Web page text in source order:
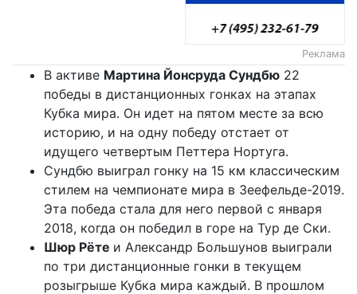
Реклама
В активе Мартина Йонсруда Сундбю 22
победы в дистанционных гонках на этапах
Кубка мира. Он идет на пятом месте за всю
историю, и на одну победу отстает от
идущего четвертым Петтера Нортуга.
Сундбю выиграл гонку на 15 км классическим
стилем на чемпионате мира в Зеефельде-2019.
Эта победа стала для него первой с января
2018, когда он победил в горе на Тур де Ски.
Шюр Рёте и Александр Большунов выиграли
по три дистанционные гонки в текущем
розыгрыше Кубка мира каждый. В прошлом